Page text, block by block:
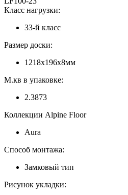
Класс нагрузки:
33-й класс
Размер доски:
1218х196х8мм
М.кв в упаковке:
2.3873
Коллекции Alpine Floor
Aura
Способ монтажа:
Замковый тип
Рисунок укладки: